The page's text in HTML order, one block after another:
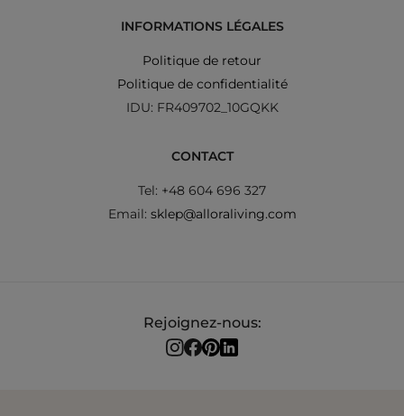
INFORMATIONS LÉGALES
Politique de retour
Politique de confidentialité
IDU: FR409702_10GQKK
CONTACT
Tel: +48 604 696 327
Email: sklep@alloraliving.com
Rejoignez-nous: